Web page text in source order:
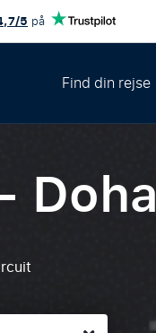
5 på
Find din rejse
Doha